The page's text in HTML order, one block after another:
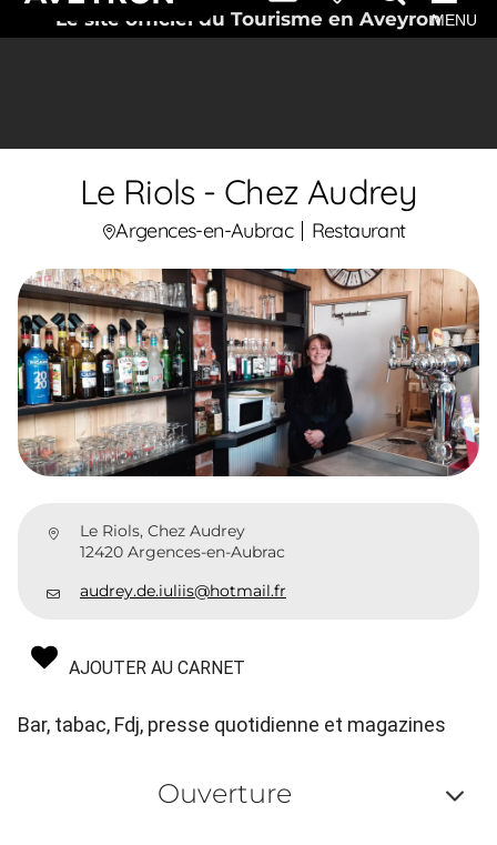
Le site officiel du Tourisme en AveyronMENU
Le Riols - Chez Audrey
Argences-en-Aubrac Restaurant
Le Riols, Chez Audrey
12420 Argences-en-Aubrac
audrey.de.iuliis@hotmail.fr
AJOUTER AU CARNET
Bar, tabac, Fdj, presse quotidienne et magazines
Ouverture